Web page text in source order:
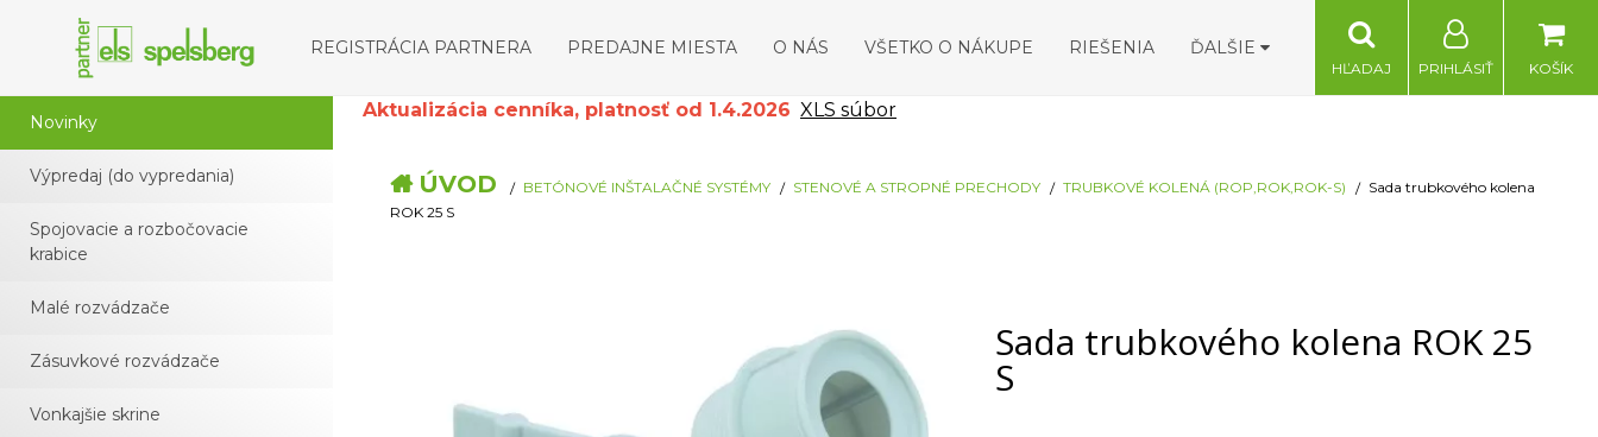
REGISTRÁCIA PARTNERA PREDAJNE MIESTA O NÁS VŠETKO O NÁKUPE RIEŠENIA ĎALŠIE
KOŠÍK
PRIHLÁSIŤ
HĽADAJ
Novinky
Výpredaj (do vypredania)
Spojovacie a rozbočovacie
krabice
Malé rozvádzače
Zásuvkové rozvádzače
Vonkajšie skrine
Aktualizácia cenníka, platnosť od 1.4.2026 XLS súbor
ÚVOD BETÓNOVÉ INŠTALAČNÉ SYSTÉMY STENOVÉ A STROPNÉ PRECHODY TRUBKOVÉ KOLENÁ (ROP,ROK,ROK-S)
Sada trubkového kolena
ROK 25 S
Sada trubkového kolena ROK 25
S